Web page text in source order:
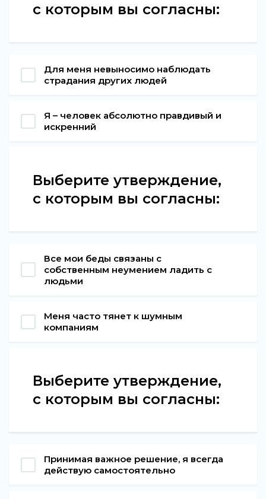
с которым вы согласны:
Для меня невыносимо наблюдать
страдания других людей
Я – человек абсолютно правдивый и
искренний
Выберите утверждение,
с которым вы согласны:
Все мои беды связаны с
собственным неумением ладить с
людьми
Меня часто тянет к шумным
компаниям
Выберите утверждение,
с которым вы согласны:
Принимая важное решение, я всегда
действую самостоятельно